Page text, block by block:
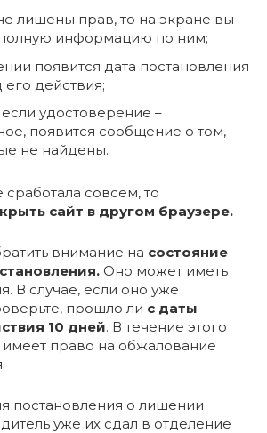
лишены прав, то на экране вы
информацию по ним;
появится дата постановления
действия;
если удостоверение –
появится сообщение о том,
не найдены.
сработала совсем, то
сайт в другом браузере.
внимание на состояние
Оно может иметь
В случае, если оно уже
прошло ли с даты
10 дней. В течение этого
имеет право на обжалование
постановления о лишении
уже их сдал в отделение